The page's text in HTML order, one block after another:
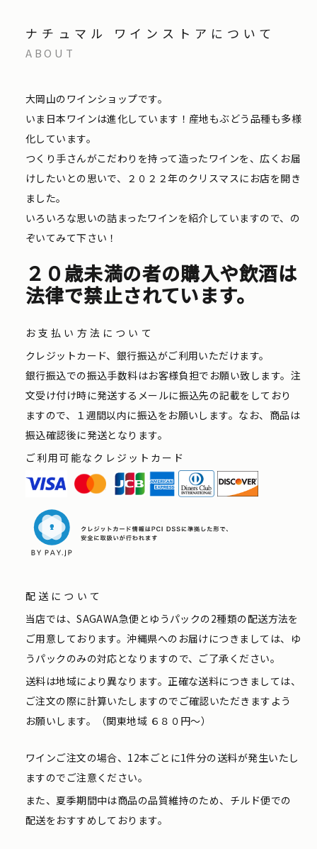
ナチュマル ワインストアについて
ABOUT
大岡山のワインショップです。
いま日本ワインは進化しています！産地もぶどう品種も多様
化しています。
つくり手さんがこだわりを持って造ったワインを、広くお届
けしたいとの思いで、２０２２年のクリスマスにお店を開き
ました。
いろいろな思いの詰まったワインを紹介していますので、の
ぞいてみて下さい！
２０歳未満の者の購入や飲酒は
法律で禁止されています。
お支払い方法について
クレジットカード、銀行振込がご利用いただけます。
銀行振込での振込手数料はお客様負担でお願い致します。注
文受け付け時に発送するメールに振込先の記載をしており
ますので、１週間以内に振込をお願いします。なお、商品は
振込確認後に発送となります。
ご利用可能なクレジットカード
配送について
当店では、SAGAWA急便とゆうパックの2種類の配送方法を
ご用意しております。沖縄県へのお届けにつきましては、ゆ
うパックのみの対応となりますので、ご了承ください。
送料は地域により異なります。正確な送料につきましては、
ご注文の際に計算いたしますのでご確認いただきますよう
お願いします。（関東地域 ６８０円〜）
ワインご注文の場合、12本ごとに1件分の送料が発生いたし
ますのでご注意ください。
また、夏季期間中は商品の品質維持のため、チルド便での
配送をおすすめしております。